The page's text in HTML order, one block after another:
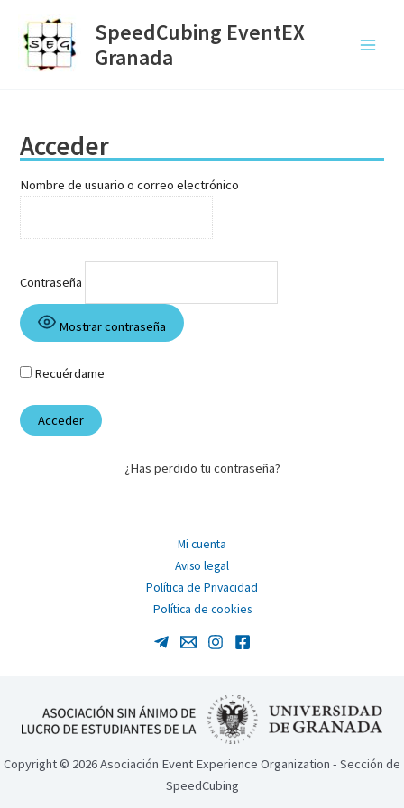
contenido
SpeedCubing EventEX
Granada
Acceder
Nombre de usuario o correo electrónico
Contraseña
Mostrar contraseña
Recuérdame
¿Has perdido tu contraseña?
Mi cuenta
Aviso legal
Política de Privacidad
Política de cookies
Copyright © 2026 Asociación Event Experience Organization - Sección de
SpeedCubing